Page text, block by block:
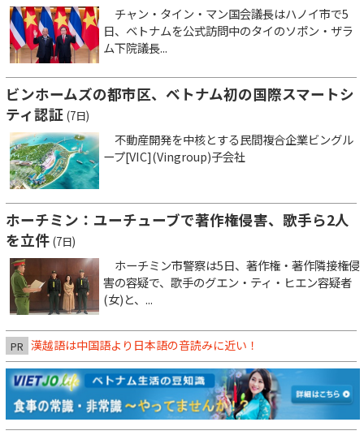
チャン・タイン・マン国会議長はハノイ市で5
日、ベトナムを公式訪問中のタイのソポン・ザラ
ム下院議長...
ビンホームズの都市区、ベトナム初の国際スマートシ
ティ認証 (7日)
不動産開発を中核とする民間複合企業ビングル
ープ[VIC](Vingroup)子会社
ホーチミン：ユーチューブで著作権侵害、歌手ら2人
を立件 (7日)
ホーチミン市警察は5日、著作権・著作隣接権侵
害の容疑で、歌手のグエン・ティ・ヒエン容疑者
(女)と、...
PR 漢越語は中国語より日本語の音読みに近い！